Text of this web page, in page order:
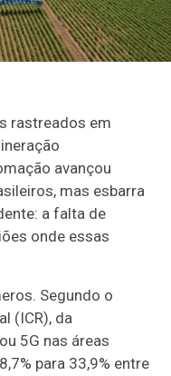
rastreados em
avançou
mas esbarra
a falta de
onde essas
Segundo o
(ICR), da
5G nas áreas
para 33,9% entre